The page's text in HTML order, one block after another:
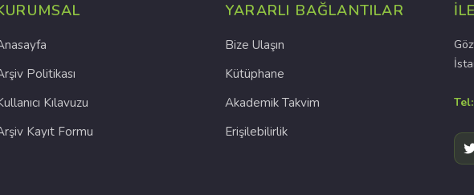
Politikası
Kılavuzu
Kayıt Formu
YARARLI BAĞLANTILAR
Bize Ulaşın
Kütüphane
Akademik Takvim
Erişilebilirlik
Tel: